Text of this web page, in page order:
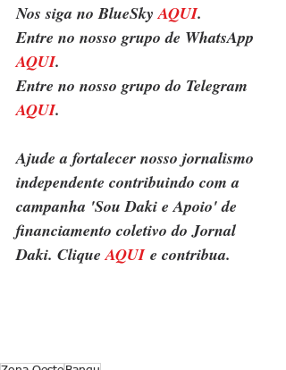
Nos siga no BlueSky AQUI.
Entre no nosso grupo de WhatsApp
AQUI.
Entre no nosso grupo do Telegram
AQUI.
Ajude a fortalecer nosso jornalismo
independente contribuindo com a
campanha 'Sou Daki e Apoio' de
financiamento coletivo do Jornal
Daki. Clique AQUI e contribua.